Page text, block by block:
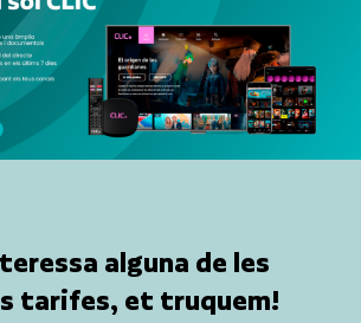
alguna de les
tarifes, et truquem!